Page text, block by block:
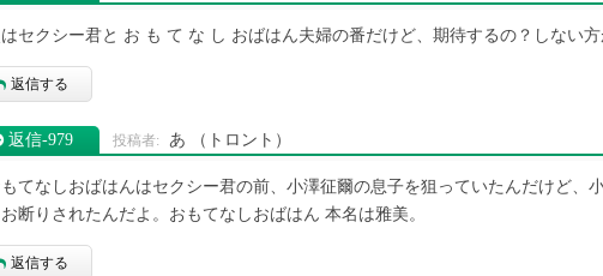
セクシー君と お も て な し おばはん夫婦の番だけど、期待するの？しない方
返信する
返信‐979 あ （トロント）
てなしおばはんはセクシー君の前、小澤征爾の息子を狙っていたんだけど、
断りされたんだよ。おもてなしおばはん 本名は雅美。
返信する